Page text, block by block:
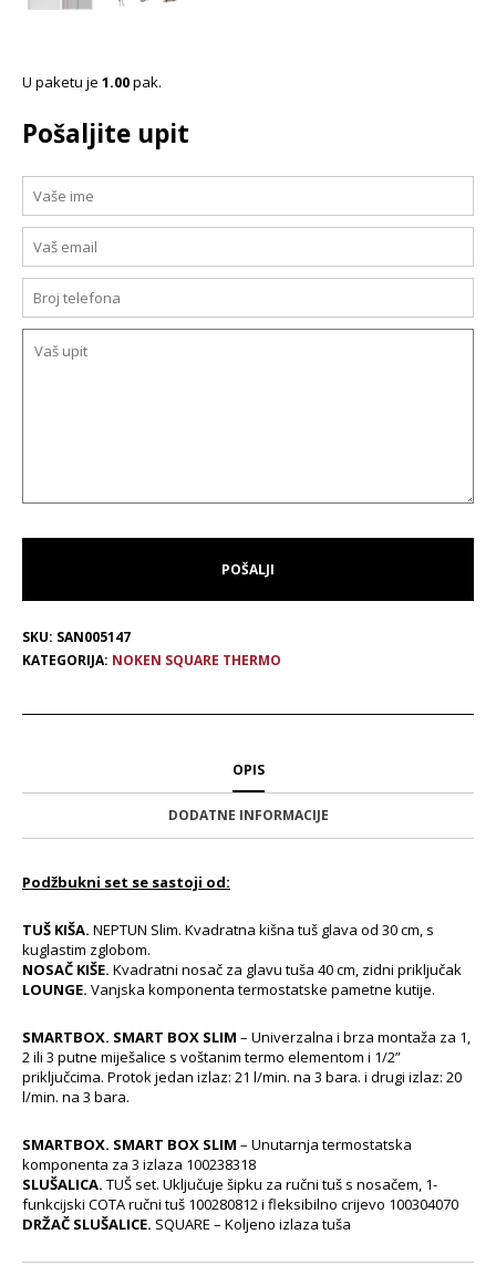
U paketu je 1.00pak.
Pošaljite upit
SKU: SAN005147
KATEGORIJA: NOKEN SQUARE THERMO
OPIS
DODATNE INFORMACIJE
Podžbukni set se sastoji od:
TUŠ KIŠA. NEPTUN Slim. Kvadratna kišna tuš glava od 30 cm, s
kuglastim zglobom.
NOSAČ KIŠE. Kvadratni nosač za glavu tuša 40 cm, zidni priključak
LOUNGE. Vanjska komponenta termostatske pametne kutije.
SMARTBOX. SMART BOX SLIM – Univerzalna i brza montaža za 1,
2 ili 3 putne miješalice s voštanim termo elementom i 1/2”
priključcima. Protok jedan izlaz: 21 l/min. na 3 bara. i drugi izlaz: 20
l/min. na 3 bara.
SMARTBOX. SMART BOX SLIM – Unutarnja termostatska
komponenta za 3 izlaza 100238318
SLUŠALICA. TUŠ set. Uključuje šipku za ručni tuš s nosačem, 1-
funkcijski COTA ručni tuš 100280812 i fleksibilno crijevo 100304070
DRŽAČ SLUŠALICE. SQUARE – Koljeno izlaza tuša